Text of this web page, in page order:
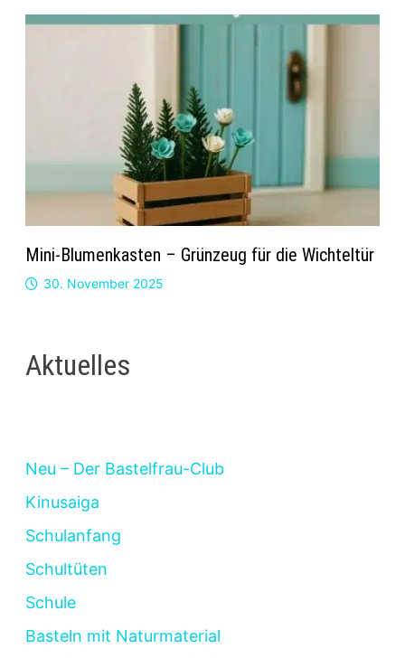
Mini-Blumenkasten – Grünzeug für die Wichteltür
30. November 2025
Aktuelles
Neu – Der Bastelfrau-Club
Kinusaiga
Schulanfang
Schultüten
Schule
Basteln mit Naturmaterial